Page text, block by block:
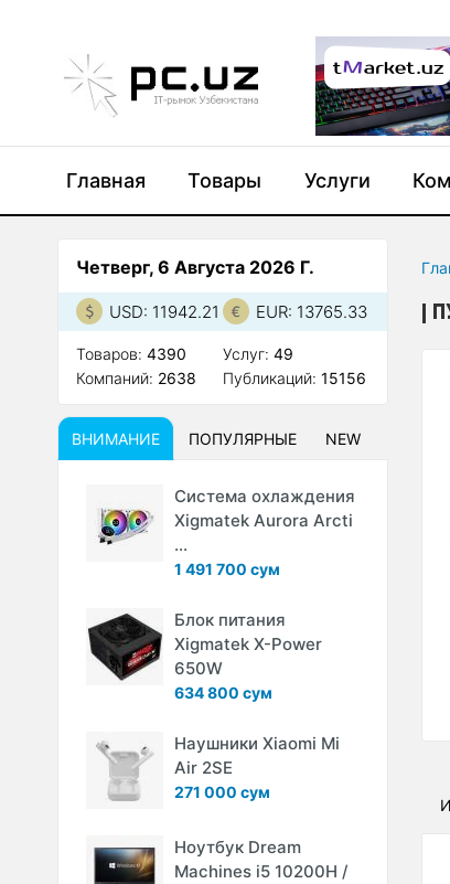
Главная Товары Услуги
Четверг, 6 Августа 2026 Г.
USD: 11942.21 EUR: 13765.33
Товаров: 4390
Компаний: 2638
Услуг:49
Публикаций:15156
ВНИМАНИЕ ПОПУЛЯРНЫЕ NEW
Система охлаждения
Xigmatek Aurora Arcti
...
1 491 700 сум
Блок питания
Xigmatek X-Power
650W
634 800 сум
Наушники Xiaomi Mi
Air 2SE
271 000 сум
Ноутбук Dream
Machines i5 10200H /